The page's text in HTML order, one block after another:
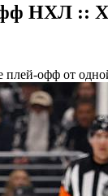
НХЛ ::
офф от